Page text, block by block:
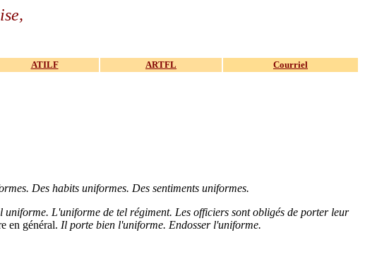
ATILF ARTFL Courriel
Des habits uniformes. Des sentiments uniformes.
uniforme. L'uniforme de tel régiment. Les officiers sont obligés de porter leur
en général. Il porte bien l'uniforme. Endosser l'uniforme.